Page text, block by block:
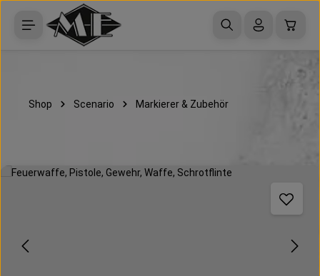
Zum Hauptinhalt springen
Shop Scenario Markierer & Zubehör
Bildergalerie überspringen